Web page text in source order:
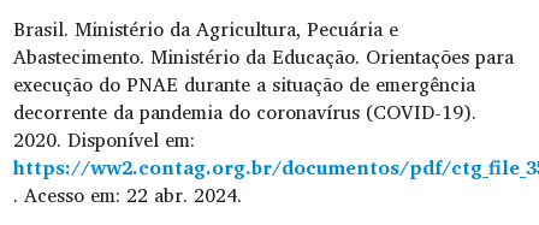
Brasil. Ministério da Agricultura, Pecuária e
Abastecimento. Ministério da Educação. Orientações para
execução do PNAE durante a situação de emergência
decorrente da pandemia do coronavírus (COVID-19).
2020. Disponível em:
https://ww2.contag.org.br/documentos/pdf/
. Acesso em: 22 abr. 2024.